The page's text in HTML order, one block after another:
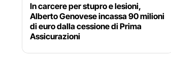
In carcere per stupro e lesioni,
Alberto Genovese incassa 90 milioni
di euro dalla cessione di Prima
Assicurazioni